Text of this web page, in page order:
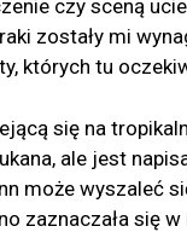
czy sceną
zostały mi
których tu
się na
ale jest
może wyszaleć
zaznaczała się